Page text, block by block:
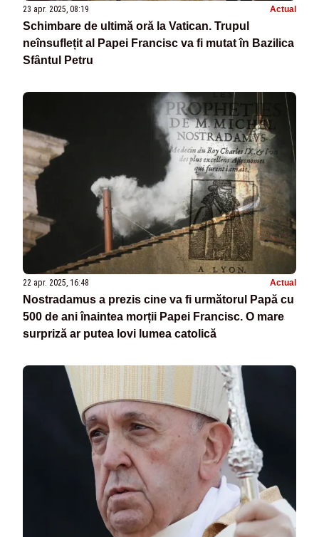
23 apr. 2025, 08:19 Actual
Schimbare de ultimă oră la Vatican. Trupul
neînsuflețit al Papei Francisc va fi mutat în Bazilica
Sfântul Petru
22 apr. 2025, 16:48 Actual
Nostradamus a prezis cine va fi următorul Papă cu
500 de ani înaintea morții Papei Francisc. O mare
surpriză ar putea lovi lumea catolică